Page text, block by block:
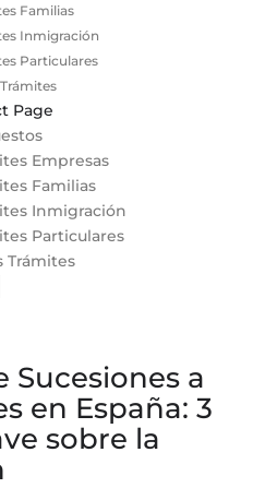
Familias
Inmigración
Particulares
Page
Empresas
Familias
Inmigración
Particulares
Trámites
Sucesiones a
en España: 3
sobre la